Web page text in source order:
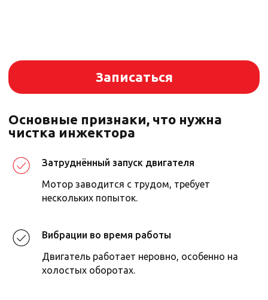
Затруднённый запуск двигателя
Мотор заводится с трудом, требует
нескольких попыток.
Вибрации во время работы
Двигатель работает неровно, особенно на
холостых оборотах.
Записаться на диагностику
Определить необходимость чистки
только специалист.
Оперативный ремонт в день
обращения
Современное оборудование и точная